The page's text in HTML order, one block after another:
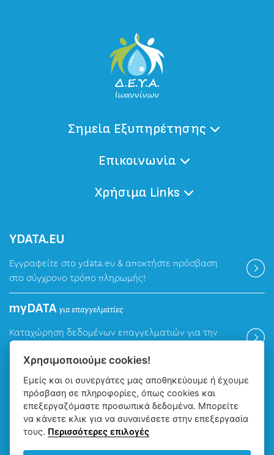
Σημεία Εξυπηρέτησης
Επικοινωνία
Χρήσιμα Links
ΥDATA.EU
Εγγραφείτε στο ydata.eu & αποκτήστε πρόσβαση
στο σύγχρονο τρόπο πληρωμής!
myDATAγια επαγγελματίες
Καταχώρηση δεδομένων επαγγελματιών για την
Βρείτε μας
Χρησιμοποιούμε cookies!
Εμείς και οι συνεργάτες μας αποθηκεύουμε ή έχουμε
πρόσβαση σε πληροφορίες, όπως cookies και
επεξεργαζόμαστε προσωπικά δεδομένα. Μπορείτε
να κάνετε κλικ για να συναινέσετε στην επεξεργασία
τους. Περισσότερες επιλογές